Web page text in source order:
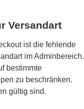
Versandart
ist die fehlende
im Adminbereich.
bestimmte
zu beschränken.
gültig sind.